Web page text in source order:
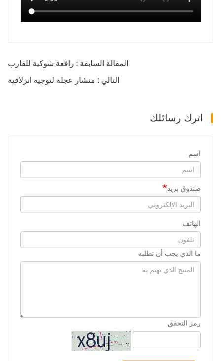
المقالة السابقة : رافعة شوكية للقارب
التالي : منشار عجلة لتوجيه انزلاقية
اترك رسائلك
اسم
صندوق بريد
الهاتف
ما الذي يجب أن تطلبه
رمز التحقق